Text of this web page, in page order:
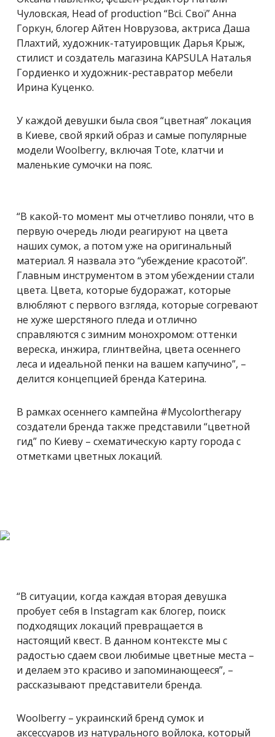
Чуловская, Head of production “Всі. Свої” Анна
Горкун, блогер Айтен Новрузова, актриса Даша
Плахтий, художник-татуировщик Дарья Крыж,
стилист и создатель магазина KAPSULA Наталья
Гордиенко и художник-реставратор мебели
Ирина Куценко.
У каждой девушки была своя “цветная” локация
в Киеве, свой яркий образ и самые популярные
модели Woolberry, включая Tote, клатчи и
маленькие сумочки на пояс.
“В какой-то момент мы отчетливо поняли, что в
первую очередь люди реагируют на цвета
наших сумок, а потом уже на оригинальный
материал. Я назвала это “убеждение красотой”.
Главным инструментом в этом убеждении стали
цвета. Цвета, которые будоражат, которые
влюбляют с первого взгляда, которые согревают
не хуже шерстяного пледа и отлично
справляются с зимним монохромом: оттенки
вереска, инжира, глинтвейна, цвета осеннего
леса и идеальной пенки на вашем капучино”, –
делится концепцией бренда Катерина.
В рамках осеннего кампейна #Mycolortherapy
создатели бренда также представили “цветной
гид” по Киеву – схематическую карту города с
отметками цветных локаций.
“В ситуации, когда каждая вторая девушка
пробует себя в Instagram как блогер, поиск
подходящих локаций превращается в
настоящий квест. В данном контексте мы с
радостью сдаем свои любимые цветные места –
и делаем это красиво и запоминающееся”, –
рассказывают представители бренда.
Woolberry – украинский бренд сумок и
аксессуаров из натурального войлока, который